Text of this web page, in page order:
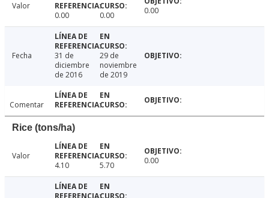
Valor
0.00
0.00 0.00
Fecha
31 de
diciembre
de 2016
29 de
noviembre
de 2019
Comentar
Rice (tons/ha)
Valor
4.10
5.70 0.00